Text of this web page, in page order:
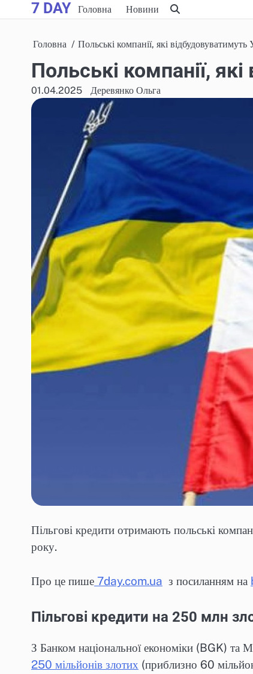
to
7 DAY Головна Новини
Головна Польські компанії, які
Польські компанії,
01.04.2025 Деревянко Ольга
Пільгові кредити отримають польські
року.
Про це пише 7day.com.ua з посиланням на
Пільгові кредити на 250 млн
З Банком національної економіки (BGK) та
250 мільйонів злотих (приблизно 60